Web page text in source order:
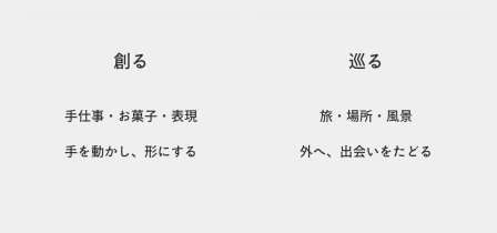
創る
手仕事・お菓子・表現
手を動かし、形にする
巡る
旅・場所・風景
外へ、出会いをたどる